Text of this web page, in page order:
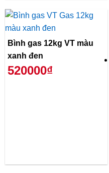
Bình gas 12kg VT màu
xanh đen
520000₫